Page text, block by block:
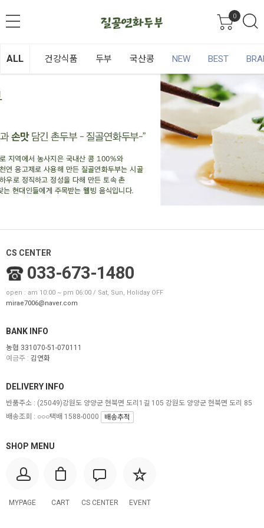
0
ALL 건강식품 두부 국산콩 NEW BEST
CS CENTER
033-673-1480
open : am 10:00 ~ pm 06:00 / Sat, Sun, Holiday OFF
mirae7006@naver.com
BANK INFO
농협 331070-51-070111
예금주 : 김연화
SHOP MENU
MYPAGE CART CS CENTER EVENT
DELIVERY INFO
반품주소 : (25049)강원도 양양군 현북면 도리1길 105 강원도 양양군 현북면 도리 85
배송조회 : ○○○택배 1588-0000
배송추적